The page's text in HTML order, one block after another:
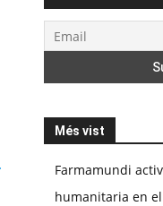
Més vist
Farmamundi
humanitaria en